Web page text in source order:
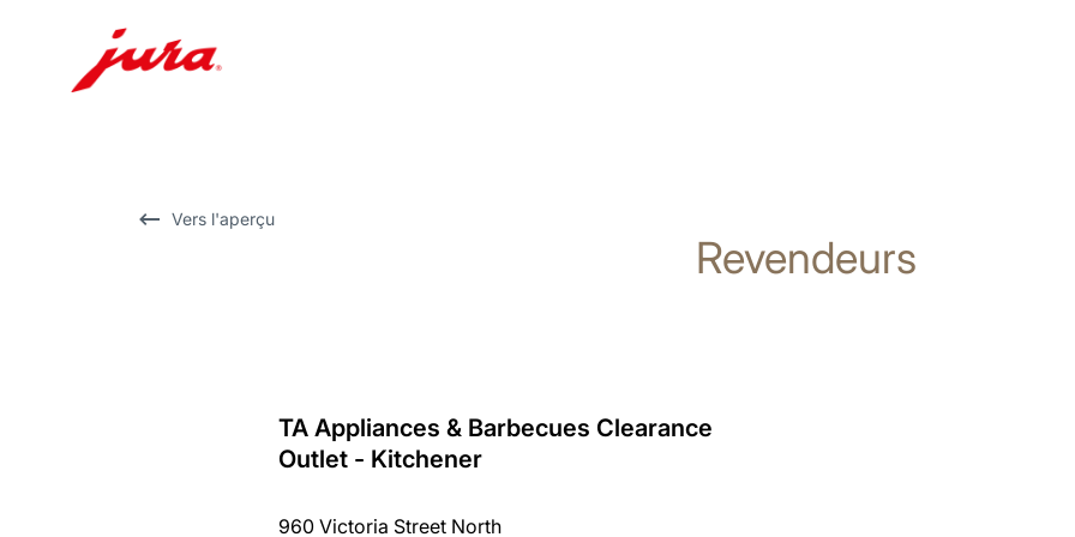
Vers l'aperçu
Revendeurs
Revenir
TA Appliances & Barbecues Clearance
Outlet - Kitchener
960 Victoria Street North